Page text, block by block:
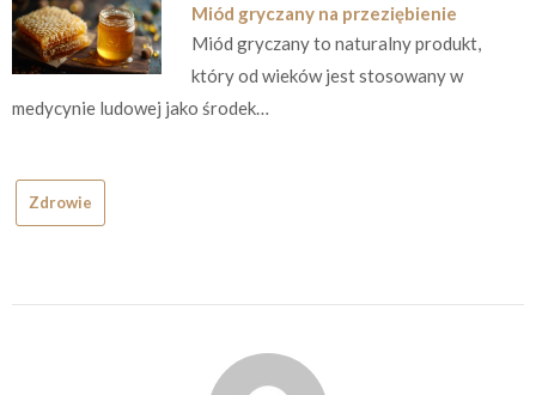
Miód gryczany na przeziębienie
Miód gryczany to naturalny produkt,
który od wieków jest stosowany w
medycynie ludowej jako środek…
Zdrowie